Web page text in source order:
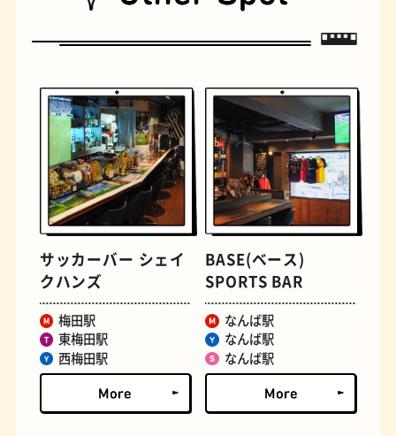
握り寿司 花屋
サッカーバー シェイ
クハンズ
梅田駅
東梅田駅
西梅田駅
BASE(ベース)
SPORTS BAR
なんば駅
なんば駅
なんば駅